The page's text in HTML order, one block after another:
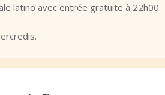
latino avec entrée gratuite à 22h00.